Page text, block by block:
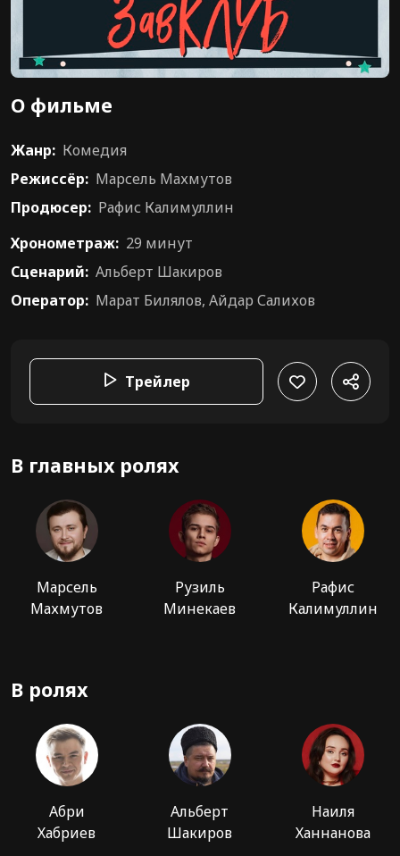
О фильме
Жанр: Комедия
Режиссёр: Марсель Махмутов
Продюсер: Рафис Калимуллин
Хронометраж: 29 минут
Сценарий: Альберт Шакиров
Оператор: Марат Билялов, Айдар Салихов
Трейлер
В главных ролях
Марсель
Махмутов
Рузиль
Минекаев
Рафис
Калимуллин
В ролях
Абри
Хабриев
Альберт
Шакиров
Наиля
Ханнанова